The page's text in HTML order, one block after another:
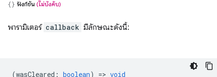
ฟังก์ชัน (ไม่บังคับ)
พารามิเตอร์ callback มีลักษณะดังนี้:
(wasCleared : boolean) => void